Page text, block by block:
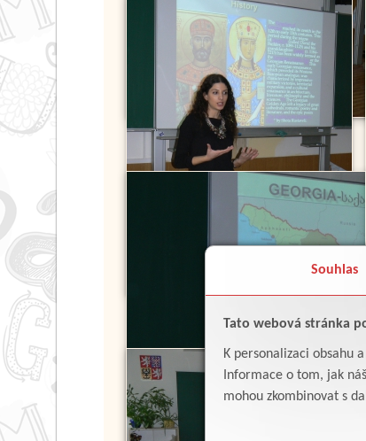
Souhlas
Tato webová stránka
K personalizaci obsahu
Informace o tom, jak
mohou zkombinovat s